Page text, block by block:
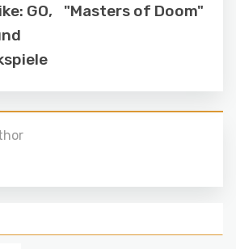
GO,
"Masters of Doom"